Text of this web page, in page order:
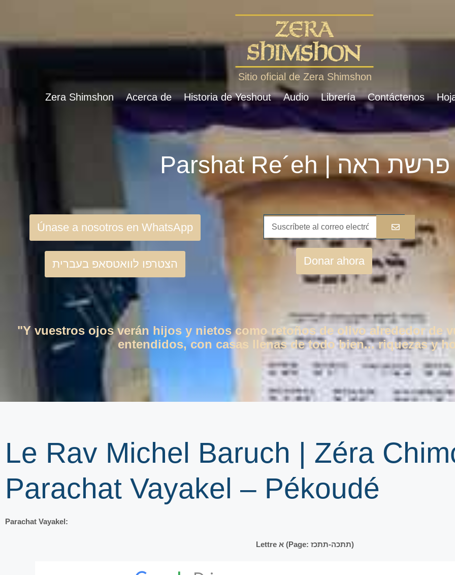
Sitio oficial de Zera Shimshon
Zera Shimshon
Acerca de Historia de Yeshout Audio Librería Contáctenos
Parshat Re´eh | פרשת ראה
Únase a nosotros en WhatsApp
הצטרפו לוואטסאפ בעברית Donar ahora
"Y vuestros ojos verán hijos y nietos como retoños de olivo alrededor de
entendidos, con casas llenas de todo bien... riquezas y
Le Rav Michel Baruch | Zéra
Parachat Vayakel – Pékoudé
Parachat Vayakel:
Lettre א (Page: תתכה-תתכז)